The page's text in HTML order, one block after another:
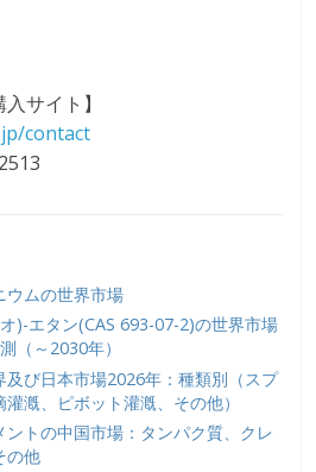
サイト】
contact
ウムの世界市場
)-エタン(CAS 693-07-2)の世界市場
（～2030年）
及び日本市場2026年：種類別（スプ
漑、ピボット灌漑、その他）
トの中国市場：タンパク質、クレ
の他